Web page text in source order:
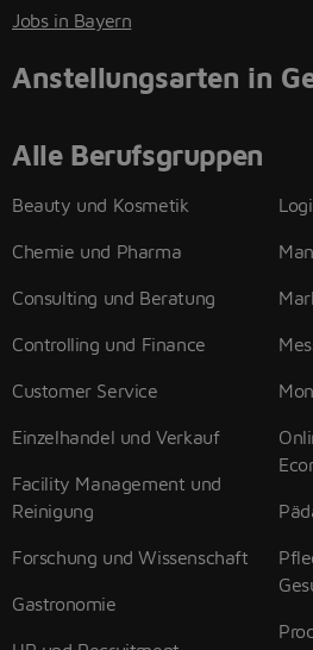
Jobs in Bayern
Anstellungsarten in
Alle Berufsgruppen
Beauty und Kosmetik
Chemie und Pharma
Consulting und Beratung
Controlling und Finance
Customer Service
Einzelhandel und Verkauf
Facility Management und
Reinigung
Forschung und Wissenschaft
Gastronomie